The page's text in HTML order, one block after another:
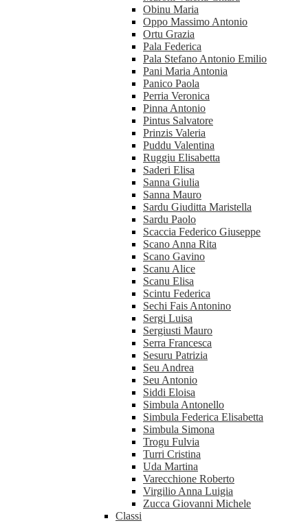
Obinu Maria
Oppo Massimo Antonio
Ortu Grazia
Pala Federica
Pala Stefano Antonio Emilio
Pani Maria Antonia
Panico Paola
Perria Veronica
Pinna Antonio
Pintus Salvatore
Prinzis Valeria
Puddu Valentina
Ruggiu Elisabetta
Saderi Elisa
Sanna Giulia
Sanna Mauro
Sardu Giuditta Maristella
Sardu Paolo
Scaccia Federico Giuseppe
Scano Anna Rita
Scano Gavino
Scanu Alice
Scanu Elisa
Scintu Federica
Sechi Fais Antonino
Sergi Luisa
Sergiusti Mauro
Serra Francesca
Sesuru Patrizia
Seu Andrea
Seu Antonio
Siddi Eloisa
Simbula Antonello
Simbula Federica Elisabetta
Simbula Simona
Trogu Fulvia
Turri Cristina
Uda Martina
Varecchione Roberto
Virgilio Anna Luigia
Zucca Giovanni Michele
Classi